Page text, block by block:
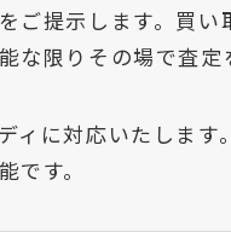
ご提示します。買
限りその場で査定
に対応いたします
す。